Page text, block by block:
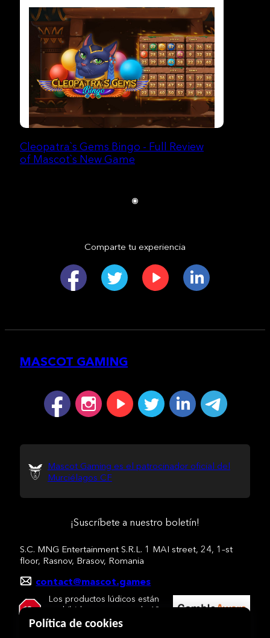
Cleopatra`s Gems Bingo - Full Review
of Mascot`s New Game
Comparte tu experiencia
MASCOT GAMING
Mascot Gaming es el patrocinador oficial del
Murciélagos CF
S.C. MNG Entertainment S.R.L. 1 MAI street, 24, 1–st
floor, Rasnov, Brasov, Romania
contact@mascot.games
¡Suscríbete a nuestro boletín!
Los productos lúdicos están
prohibidos a menores de 18
años.
Política de cookies